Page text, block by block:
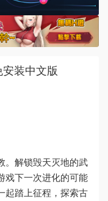
装中文版
。解锁毁天灭地的武
戏下一次进化的可能
起踏上征程，探索古